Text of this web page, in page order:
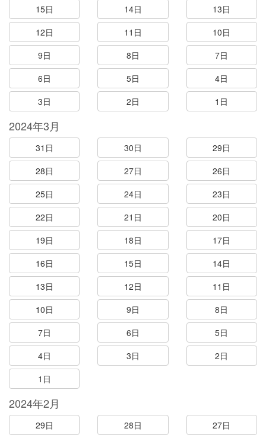
15日
14日
13日
12日
11日
10日
9日
8日
7日
6日
5日
4日
3日
2日 1日
2024年3月
31日 30日
29日
28日
27日
26日
25日
24日
23日
22日
21日
20日
19日
18日
17日
16日
15日
14日
13日
12日
11日
10日
9日
8日
7日
6日
5日
4日
3日
2日
1日
2024年2月
29日 28日
27日